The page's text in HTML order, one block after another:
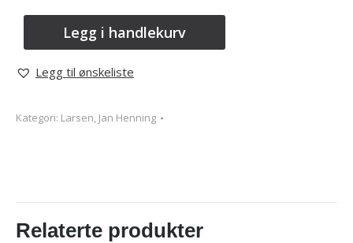
Legg i handlekurv
Legg til ønskeliste
Kategori: Larsen, Jan Henning
Relaterte produkter